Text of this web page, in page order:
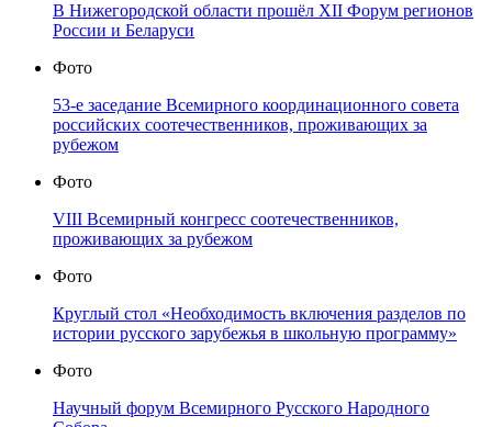
В Нижегородской области прошёл XII Форум регионов
России и Беларуси
Фото
53-е заседание Всемирного координационного совета
российских соотечественников, проживающих за
рубежом
Фото
VIII Всемирный конгресс соотечественников,
проживающих за рубежом
Фото
Круглый стол «Необходимость включения разделов по
истории русского зарубежья в школьную программу»
Фото
Научный форум Всемирного Русского Народного